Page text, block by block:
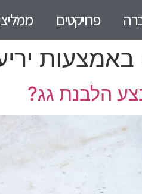
פרויקטים
הלבנת גג?